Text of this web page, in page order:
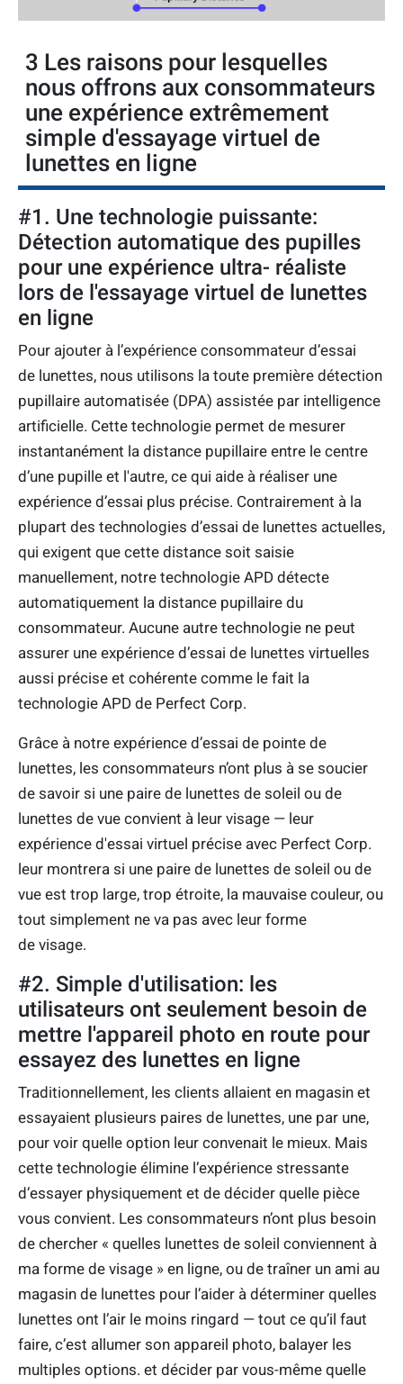
3 Les raisons pour lesquelles
nous offrons aux consommateurs
une expérience extrêmement
simple d'essayage virtuel de
lunettes en ligne
#1. Une technologie puissante:
Détection automatique des pupilles
pour une expérience ultra- réaliste
lors de l'essayage virtuel de lunettes
en ligne
Pour ajouter à l’expérience consommateur d’essai
de lunettes, nous utilisons la toute première détection
pupillaire automatisée (DPA) assistée par intelligence
artificielle. Cette technologie permet de mesurer
instantanément la distance pupillaire entre le centre
d’une pupille et l'autre, ce qui aide à réaliser une
expérience d’essai plus précise. Contrairement à la
plupart des technologies d’essai de lunettes actuelles,
qui exigent que cette distance soit saisie
manuellement, notre technologie APD détecte
automatiquement la distance pupillaire du
consommateur. Aucune autre technologie ne peut
assurer une expérience d’essai de lunettes virtuelles
aussi précise et cohérente comme le fait la
technologie APD de Perfect Corp.
Grâce à notre expérience d’essai de pointe de
lunettes, les consommateurs n’ont plus à se soucier
de savoir si une paire de lunettes de soleil ou de
lunettes de vue convient à leur visage — leur
expérience d'essai virtuel précise avec Perfect Corp.
leur montrera si une paire de lunettes de soleil ou de
vue est trop large, trop étroite, la mauvaise couleur, ou
tout simplement ne va pas avec leur forme
de visage.
#2. Simple d'utilisation: les
utilisateurs ont seulement besoin de
mettre l'appareil photo en route pour
essayez des lunettes en ligne
Traditionnellement, les clients allaient en magasin et
essayaient plusieurs paires de lunettes, une par une,
pour voir quelle option leur convenait le mieux. Mais
cette technologie élimine l’expérience stressante
d’essayer physiquement et de décider quelle pièce
vous convient. Les consommateurs n’ont plus besoin
de chercher « quelles lunettes de soleil conviennent à
ma forme de visage » en ligne, ou de traîner un ami au
magasin de lunettes pour l’aider à déterminer quelles
lunettes ont l’air le moins ringard — tout ce qu’il faut
faire, c’est allumer son appareil photo, balayer les
multiples options. et décider par vous-même quelle